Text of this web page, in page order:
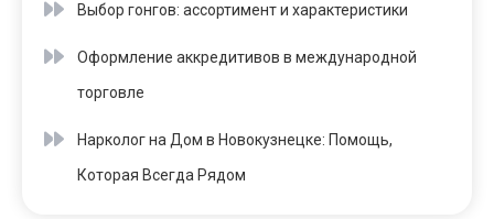
Выбор гонгов: ассортимент и характеристики
Оформление аккредитивов в международной
торговле
Нарколог на Дом в Новокузнецке: Помощь,
Которая Всегда Рядом